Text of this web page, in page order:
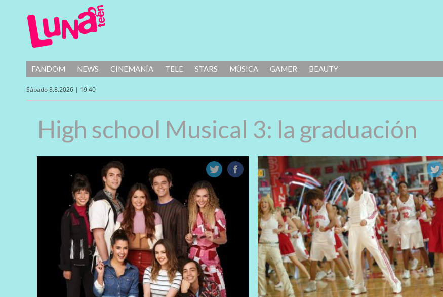
FANDOM NEWS CINEMANÍA TELE STARS MÚSICA GAMER BEAUTY
Sábado 8.8.2026 | 19:40
High school Musical 3: la graduación